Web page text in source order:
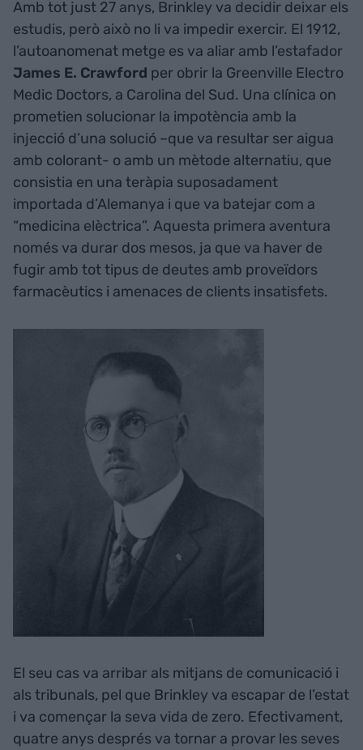
Amb tot just 27 anys, Brinkley va decidir deixar els
estudis, però això no li va impedir exercir. El 1912,
l’autoanomenat metge es va aliar amb l’estafador
James E. Crawford per obrir la Greenville Electro
Medic Doctors, a Carolina del Sud. Una clínica on
prometien solucionar la impotència amb la
injecció d’una solució –que va resultar ser aigua
amb colorant- o amb un mètode alternatiu, que
consistia en una teràpia suposadament
importada d’Alemanya i que va batejar com a
“medicina elèctrica”. Aquesta primera aventura
només va durar dos mesos, ja que va haver de
fugir amb tot tipus de deutes amb proveïdors
farmacèutics i amenaces de clients insatisfets.
El seu cas va arribar als mitjans de comunicació i
als tribunals, pel que Brinkley va escapar de l’estat
i va començar la seva vida de zero. Efectivament,
quatre anys després va tornar a provar les seves